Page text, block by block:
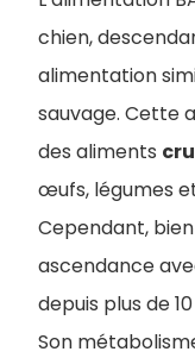
chien,
alimentation
sauvage. Cette
des aliments
œufs, légumes
Cependant,
ascendance
depuis plus de
Son